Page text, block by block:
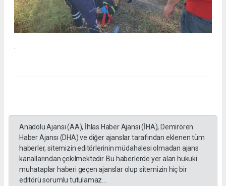
.
Anadolu Ajansı (AA), İhlas Haber Ajansı (İHA), Demirören
Haber Ajansı (DHA) ve diğer ajanslar tarafından eklenen tüm
haberler, sitemizin editörlerinin müdahalesi olmadan ajans
kanallarından çekilmektedir. Bu haberlerde yer alan hukuki
muhataplar haberi geçen ajanslar olup sitemizin hiç bir
editörü sorumlu tutulamaz...